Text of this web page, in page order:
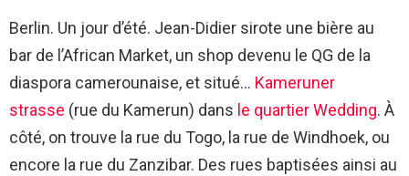
Berlin. Un jour d’été. Jean-Didier sirote une bière au
bar de l’African Market, un shop devenu le QG de la
diaspora camerounaise, et situé… Kameruner
strasse (rue du Kamerun) dans le quartier Wedding. À
côté, on trouve la rue du Togo, la rue de Windhoek, ou
encore la rue du Zanzibar. Des rues baptisées ainsi au